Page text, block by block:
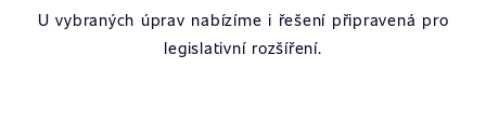
U vybraných úprav nabízíme i řešení připravená pro
legislativní rozšíření.